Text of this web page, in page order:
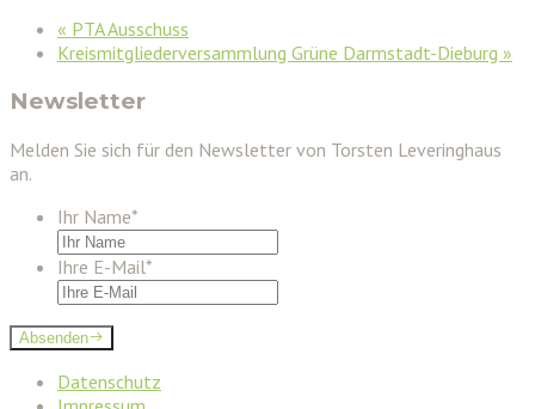
« PTA Ausschuss
Kreismitgliederversammlung Grüne Darmstadt-Dieburg »
Newsletter
Melden Sie sich für den Newsletter von Torsten Leveringhaus
an.
Ihr Name*
Ihre E-Mail*
Absenden
Datenschutz